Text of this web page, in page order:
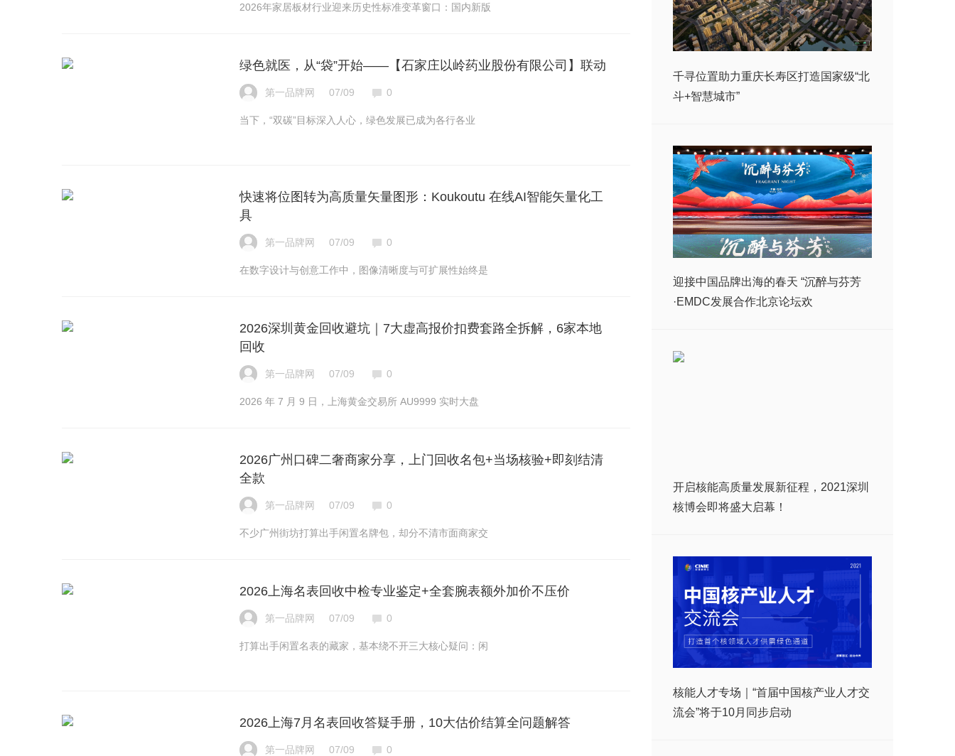
2026年家居板材行业迎来历史性标准变革窗口：国内新版
绿色就医，从“袋”开始——【石家庄以岭药业股份有限公司】联动
第一品牌网 07/09 0
当下，“双碳”目标深入人心，绿色发展已成为各行各业
快速将位图转为高质量矢量图形：Koukoutu 在线AI智能矢量化工
具
第一品牌网 07/09 0
在数字设计与创意工作中，图像清晰度与可扩展性始终是
2026深圳黄金回收避坑｜7大虚高报价扣费套路全拆解，6家本地
回收
第一品牌网 07/09 0
2026 年 7 月 9 日，上海黄金交易所 AU9999 实时大盘
2026广州口碑二奢商家分享，上门回收名包+当场核验+即刻结清
全款
第一品牌网 07/09 0
不少广州街坊打算出手闲置名牌包，却分不清市面商家交
2026上海名表回收中检专业鉴定+全套腕表额外加价不压价
第一品牌网 07/09 0
打算出手闲置名表的藏家，基本绕不开三大核心疑问：闲
2026上海7月名表回收答疑手册，10大估价结算全问题解答
第一品牌网 07/09 0
千寻位置助力重庆长寿区打造国家级“北
斗+智慧城市”
迎接中国品牌出海的春天 “沉醉与芬芳
·EMDC发展合作北京论坛欢
开启核能高质量发展新征程，2021深圳
核博会即将盛大启幕！
核能人才专场｜“首届中国核产业人才交
流会”将于10月同步启动